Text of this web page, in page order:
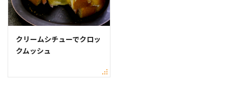
クリームシチューでクロッ
クムッシュ